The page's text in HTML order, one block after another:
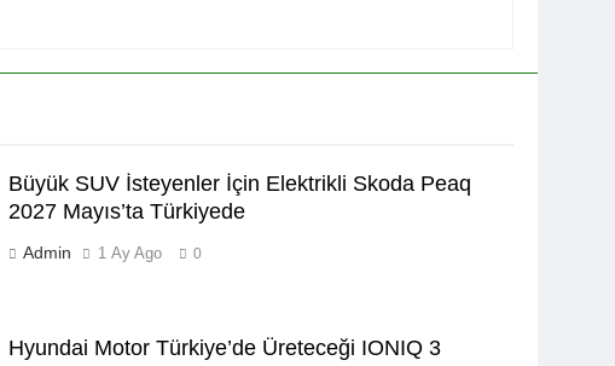
Büyük SUV İsteyenler İçin Elektrikli Skoda Peaq
2027 Mayıs’ta Türkiyede
Admin 1 Ay Ago 0
Hyundai Motor Türkiye’de Üreteceği IONIQ 3